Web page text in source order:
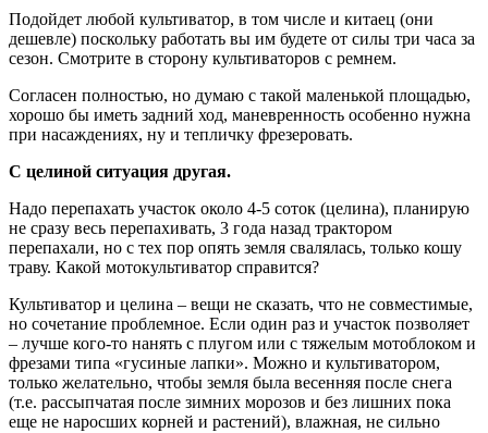
Подойдет любой культиватор, в том числе и китаец (они
дешевле) поскольку работать вы им будете от силы три часа за
сезон. Смотрите в сторону культиваторов с ремнем.
Согласен полностью, но думаю с такой маленькой площадью,
хорошо бы иметь задний ход, маневренность особенно нужна
при насаждениях, ну и тепличку фрезеровать.
С целиной ситуация другая.
Надо перепахать участок около 4-5 соток (целина), планирую
не сразу весь перепахивать, 3 года назад трактором
перепахали, но с тех пор опять земля свалялась, только кошу
траву. Какой мотокультиватор справится?
Культиватор и целина – вещи не сказать, что не совместимые,
но сочетание проблемное. Если один раз и участок позволяет
– лучше кого-то нанять с плугом или с тяжелым мотоблоком и
фрезами типа «гусиные лапки». Можно и культиватором,
только желательно, чтобы земля была весенняя после снега
(т.е. рассыпчатая после зимних морозов и без лишних пока
еще не наросших корней и растений), влажная, не сильно